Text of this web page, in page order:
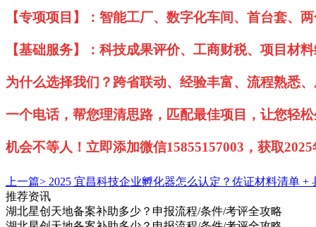
【专项项目】：智能工厂、数字化车间、首台套、
【基础服务】：科技成果评价、工商财税、项目材
为什么选择我们？跨省联动、经验丰富、流程熟悉
一个电话，帮您理清思路，匹配最佳项目，让您轻
机会不等人！立即添加微信15855157003，获取
上一篇> 2025 宜昌科技企业孵化器怎么认定？佐证材料清单 +
推荐资讯
湖北星创天地备案补助多少？申报流程/条件/考评全攻略